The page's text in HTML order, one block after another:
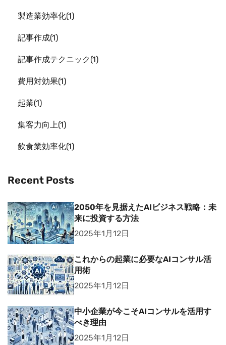
製造業効率化 1
記事作成 1
記事作成テクニック 1
費用対効果 1
起業 1
集客力向上 1
飲食業効率化 1
Recent Posts
2050年を見据えたAIビジネス戦略：未
来に投資する方法
2025年1月12日
これからの起業に必要なAIコンサル活
用術
2025年1月12日
中小企業が今こそAIコンサルを活用す
べき理由
2025年1月12日